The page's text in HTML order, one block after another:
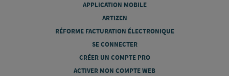
APPLICATION MOBILE
ARTIZEN
RÉFORME FACTURATION ÉLECTRONIQUE
SE CONNECTER
CRÉER UN COMPTE PRO
ACTIVER MON COMPTE WEB